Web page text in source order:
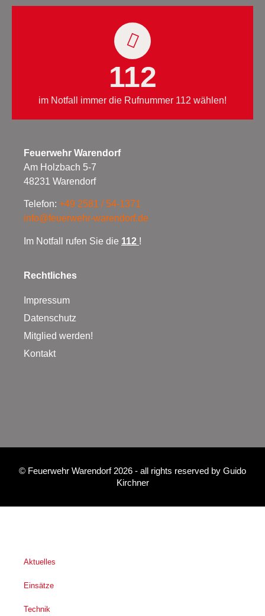
112
im Notfall immer die Rufnummer 112 wählen!
Feuerwehr Warendorf
Am Holzbach 5-7
48231 Warendorf
Telefon: +49 2581 / 54-1371
info@feuerwehr-warendorf.de
Im Notfall rufen Sie die 112 !
Rechtliches
Impressum
Datenschutz
Mitglied werden!
Kontakt
© Feuerwehr Warendorf 2026 - all rights reserved by Guido
Kirchner
Aktuelles
Einsätze
Technik